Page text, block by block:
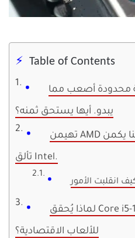
Table of Contents
محدودة أصعب مما
يبدو. أيها يستحق ثمنه؟
تهيمن AMD على سوق الألعاب، وهنا يكمن
تألق Intel.
لماذا يُحقق Core i5-12600KF التوازن المثالي
للألعاب الاقتصادية؟